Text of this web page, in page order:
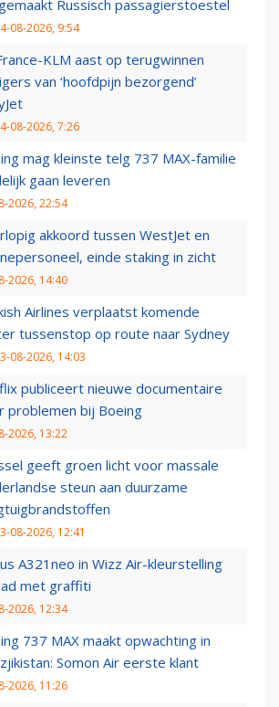
Russisch passagierstoestel
08-2026, 9:54
KLM aast op terugwinnen
van ‘hoofdpijn bezorgend’
08-2026, 7:26
mag kleinste telg 737 MAX-familie
gaan leveren
2026, 22:54
akkoord tussen WestJet en
einde staking in zicht
2026, 14:40
Airlines verplaatst komende
tussenstop op route naar Sydney
08-2026, 14:03
publiceert nieuwe documentaire
problemen bij Boeing
2026, 13:22
geeft groen licht voor massale
steun aan duurzame
08-2026, 12:41
A321neo in Wizz Air-kleurstelling
met graffiti
2026, 12:34
737 MAX maakt opwachting in
Somon Air eerste klant
2026, 11:26